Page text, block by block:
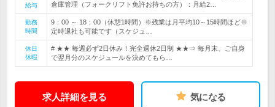
給与
倉庫管理（フォークリフト免許お持ちの方）：月給2…
勤務
時間
9：00 ～ 18：00（休憩1時間）※残業は月平均10～15時間ほど※
定時退社も可能です（スケジュ…
休日
休暇
# ★★ 毎週必ず2日休み！完全週休2日制 ★★⇒ 毎月末、ご自身
で翌月分のスケジュールを決めてもら…
求人詳細を見る 気になる